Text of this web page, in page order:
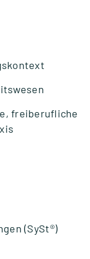
frei­be­ruf­li­che
(SySt®)